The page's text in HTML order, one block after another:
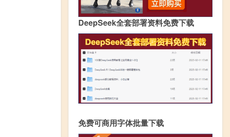
DeepSeek全套部署资料免费下载
免费可商用字体批量下载